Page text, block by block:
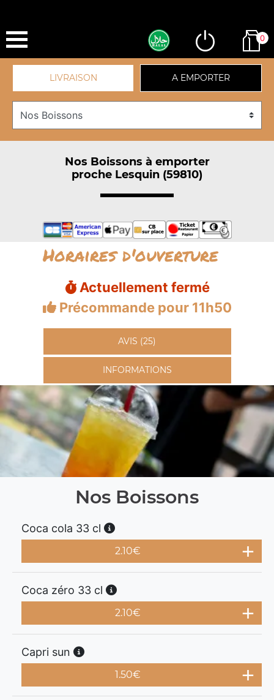
0
LIVRAISON A EMPORTER
Nos Boissons à emporter
proche Lesquin (59810)
Horaires d'ouverture
Actuellement fermé
Précommande pour 11h50
AVIS (25)
INFORMATIONS
Nos Boissons
Coca cola 33 cl
2.10€
Coca zéro 33 cl
2.10€
Capri sun
1.50€